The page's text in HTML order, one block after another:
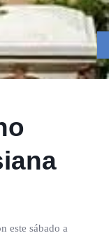
este sábado a